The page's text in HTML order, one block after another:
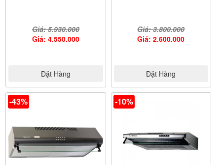
Giá: 5.930.000
Giá: 4.550.000
Đặt Hàng
Giá: 3.800.000
Giá: 2.600.000
Đặt Hàng
-43% -10%